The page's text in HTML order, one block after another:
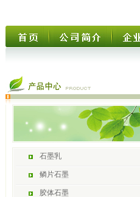
石墨乳
鳞片石墨
胶体石墨